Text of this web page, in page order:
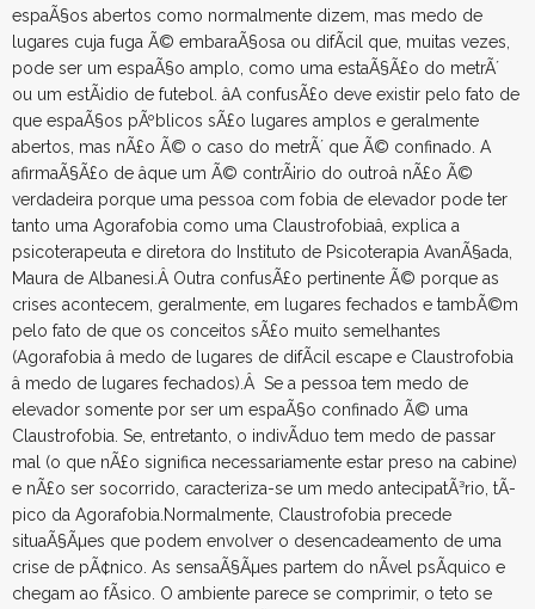
espaÃ§os abertos como normalmente dizem, mas medo de
lugares cuja fuga Ã© embaraÃ§osa ou difÃ­cil que, muitas vezes,
pode ser um espaÃ§o amplo, como uma estaÃ§Ã£o do metrÃ´
ou um estÃ¡dio de futebol. âA confusÃ£o deve existir pelo fato de
que espaÃ§os pÃºblicos sÃ£o lugares amplos e geralmente
abertos, mas nÃ£o Ã© o caso do metrÃ´ que Ã© confinado. A
afirmaÃ§Ã£o de âque um Ã© contrÃ¡rio do outroâ nÃ£o Ã©
verdadeira porque uma pessoa com fobia de elevador pode ter
tanto uma Agorafobia como uma Claustrofobiaâ, explica a
psicoterapeuta e diretora do Instituto de Psicoterapia AvanÃ§ada,
Maura de Albanesi.Â Outra confusÃ£o pertinente Ã© porque as
crises acontecem, geralmente, em lugares fechados e tambÃ©m
pelo fato de que os conceitos sÃ£o muito semelhantes
(Agorafobia â medo de lugares de difÃ­cil escape e Claustrofobia
â medo de lugares fechados).Â Se a pessoa tem medo de
elevador somente por ser um espaÃ§o confinado Ã© uma
Claustrofobia. Se, entretanto, o indivÃ­duo tem medo de passar
mal (o que nÃ£o significa necessariamente estar preso na cabine)
e nÃ£o ser socorrido, caracteriza-se um medo antecipatÃ³rio, tÃ­
pico da Agorafobia.Normalmente, Claustrofobia precede
situaÃ§Ãµes que podem envolver o desencadeamento de uma
crise de pÃ¢nico. As sensaÃ§Ãµes partem do nÃ­vel psÃ­quico e
chegam ao fÃ­sico. O ambiente parece se comprimir, o teto se